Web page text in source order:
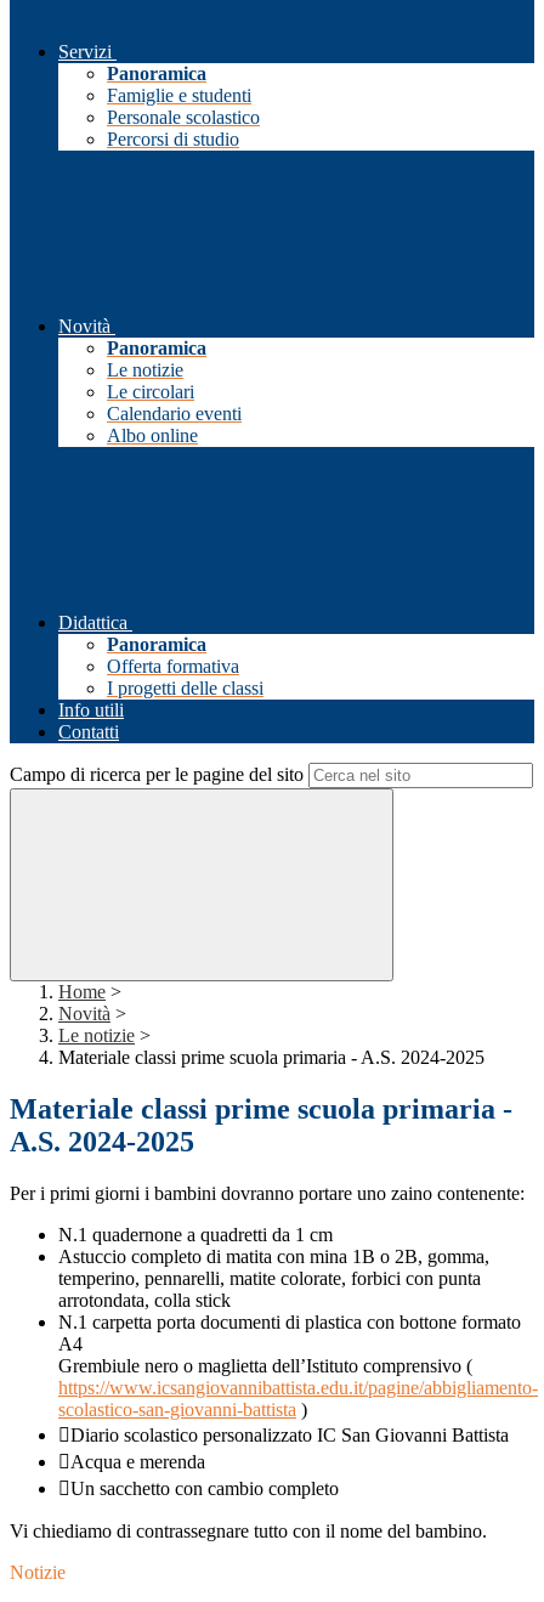
Servizi
Panoramica
Famiglie e studenti
Personale scolastico
Percorsi di studio
Novità
Panoramica
Le notizie
Le circolari
Calendario eventi
Albo online
Didattica
Panoramica
Offerta formativa
I progetti delle classi
Info utili
Contatti
Campo di ricerca per le pagine del sito
Home >
Novità >
Le notizie >
Materiale classi prime scuola primaria - A.S. 2024-2025
Materiale classi prime scuola primaria -
A.S. 2024-2025
Per i primi giorni i bambini dovranno portare uno zaino contenente:
N.1 quadernone a quadretti da 1 cm
Astuccio completo di matita con mina 1B o 2B, gomma,
temperino, pennarelli, matite colorate, forbici con punta
arrotondata, colla stick
N.1 carpetta porta documenti di plastica con bottone formato
A4
Grembiule nero o maglietta dell’Istituto comprensivo (
https://www.icsangiovannibattista.edu.it/pagine/abbigliamento-
scolastico-san-giovanni-battista )
Diario scolastico personalizzato IC San Giovanni Battista
Acqua e merenda
Un sacchetto con cambio completo
Vi chiediamo di contrassegnare tutto con il nome del bambino.
Notizie